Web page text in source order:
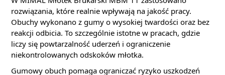
rozwiązania, które realnie wpływają na jakość pracy.
Obuchy wykonano z gumy o wysokiej twardości oraz bez
reakcji odbicia. To szczególnie istotne w pracach, gdzie
liczy się powtarzalność uderzeń i ograniczenie
niekontrolowanych odskoków młotka.
Gumowy obuch pomaga ograniczać ryzyko uszkodzeń